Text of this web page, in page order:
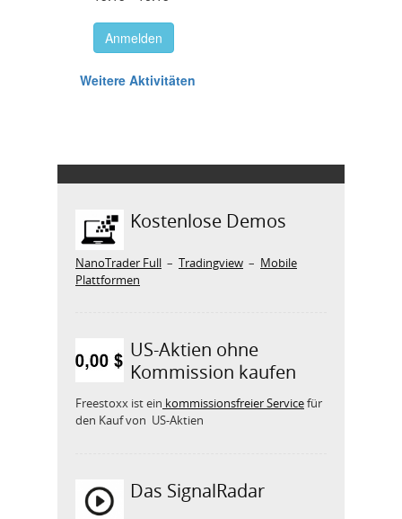
Kostenlose Demos
NanoTrader Full – Tradingview – Mobile
Plattformen
US-Aktien ohne
Kommission kaufen
Freestoxx ist ein kommissionsfreier Servicefür
den Kauf von US-Aktien
Das SignalRadar